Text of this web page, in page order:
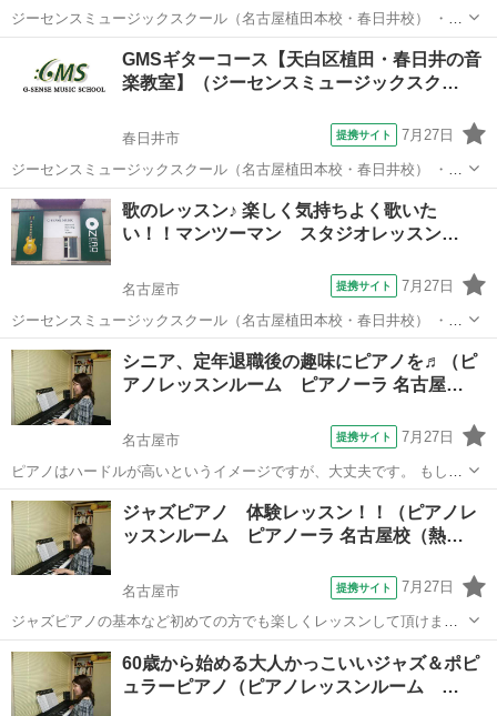
ジーセンスミュージックスクール（名古屋植田本校・春日井校） ・手
軽で簡単な楽器を始めたい ・基礎からしっかり学びたい ・テンポキー
プがうまくできない ・他のパートとうまくリズムが合わない ・速いフ
レーズが叩けるようになりた...
名古屋市 ドラム
GMSギターコース【天白区植田・春日井の音
楽教室】（ジーセンスミュージックスク…
春日井市 提携サイト 7月27日
ジーセンスミュージックスクール（名古屋植田本校・春日井校） ・と
にかく音楽を楽しみたい！ ・スキルの壁を感じている。 ・自分の音楽
にさらに磨きをかけたい！ ・何か新しいことを始めてみたい！ あなた
も音楽レッスン始めてみま...
愛知 春日井市
歌のレッスン♪ 楽しく気持ちよく歌いた
い！！マンツーマン スタジオレッスン…
名古屋市 提携サイト 7月27日
ジーセンスミュージックスクール（名古屋植田本校・春日井校） ・美
容と健康の為に、腹式呼吸をマスターしてみたい。 ・人前に出て話す
とき、緊張して声が出ない。 ・何か気軽に新しい趣味を持ちたい。 ・
カラオケで格好よく歌いたい。...
愛知 名古屋市 ボーカル
シニア、定年退職後の趣味にピアノを♬（ピ
アノレッスンルーム ピアノーラ 名古屋…
名古屋市 提携サイト 7月27日
ピアノはハードルが高いというイメージですが、大丈夫です。 もし、
ピアノを弾けれるようになりたいと思ってらっしゃるのでしたら、 是
非トライしてください。 楽譜が苦手でも、指が動かなくても、いろん
な方法でピアノを弾くことができま...
愛知 名古屋市 ピアノ
ジャズピアノ 体験レッスン！！（ピアノレ
ッスンルーム ピアノーラ 名古屋校（熱…
名古屋市 提携サイト 7月27日
ジャズピアノの基本など初めての方でも楽しくレッスンして頂けま
す。教室の雰囲気なども感じていただけますのでまずは一度体験レッ
スンにご参加下さい。
愛知 名古屋市 ピアノ
60歳から始める大人かっこいいジャズ＆ポピ
ュラーピアノ（ピアノレッスンルーム …